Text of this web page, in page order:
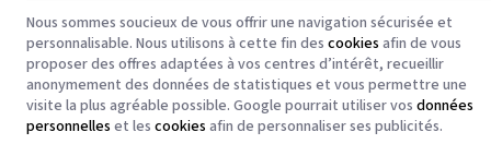
Nous sommes soucieux de vous offrir une navigation sécurisée et
personnalisable. Nous utilisons à cette fin des cookies afin de vous
proposer des offres adaptées à vos centres d’intérêt, recueillir
anonymement des données de statistiques et vous permettre une
visite la plus agréable possible. Google pourrait utiliser vos données
personnelles et les cookies afin de personnaliser ses publicités.